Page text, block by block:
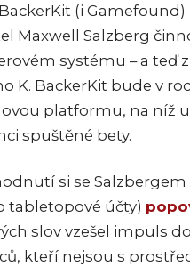
(i
Maxwell Salzberg
systému – a teď
K. BackerKit bude v
platformu, na níž
spuštěné bety.
si se
tabletopové účty)
slov vzešel impuls
kteří nejsou s